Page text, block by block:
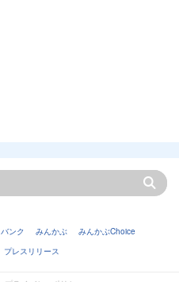
バンク みんかぶ
みんかぶChoice
プレスリリース